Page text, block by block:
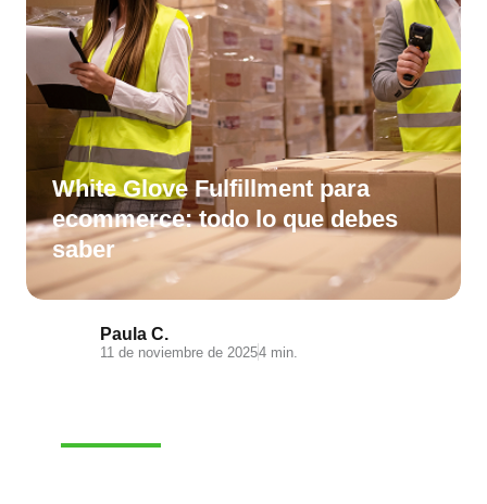
White Glove Fulfillment para
ecommerce: todo lo que debes
saber
Paula C.
11 de noviembre de 20254 min.